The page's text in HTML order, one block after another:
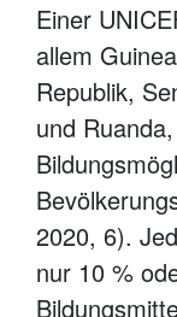
Einer
allem
Republik,
und
2020, 6).
nur 10 %